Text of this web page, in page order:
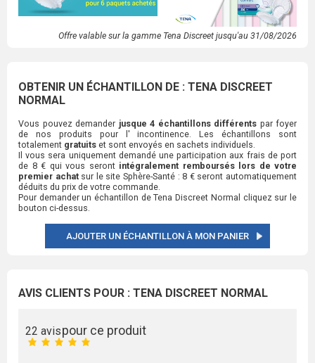
Offre valable sur la gamme Tena Discreet jusqu'au 31/08/2026
OBTENIR UN ÉCHANTILLON DE : TENA DISCREET
NORMAL
Vous pouvez demander jusque 4 échantillons différents par foyer
de nos produits pour l' incontinence. Les échantillons sont
totalement gratuits et sont envoyés en sachets individuels.
Il vous sera uniquement demandé une participation aux frais de port
de 8 € qui vous seront intégralement remboursés lors de votre
premier achatsur le site Sphère-Santé : 8 € seront automatiquement
déduits du prix de votre commande.
Pour demander un échantillon de Tena Discreet Normal cliquez sur le
bouton ci-dessus.
AJOUTER UN ÉCHANTILLON À MON PANIER
AVIS CLIENTS POUR : TENA DISCREET NORMAL
22 avispour ce produit